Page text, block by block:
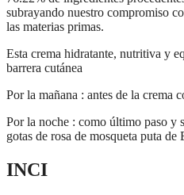
subrayando nuestro compromiso
las materias primas.
Esta crema hidratante, nutritiva y
barrera cutánea
Por la mañana : antes de la crema
Por la noche : como último paso y
gotas de rosa de mosqueta puta de
INCI